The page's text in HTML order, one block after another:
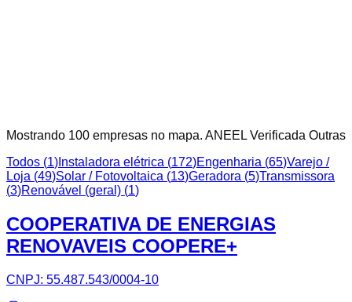
Mostrando 100 empresas no mapa. ANEEL Verificada Outras
Todos (1) Instaladora elétrica (172)Engenharia (65)Varejo /
Loja (49)Solar / Fotovoltaica (13)Geradora (5)Transmissora
(3)Renovável (geral) (1)
COOPERATIVA DE ENERGIAS
RENOVAVEIS COOPERE+
CNPJ: 55.487.543/0004-10